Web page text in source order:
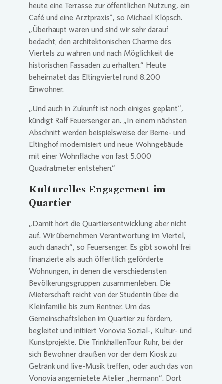
heute eine Terrasse zur öffentlichen Nutzung, ein
Café und eine Arztpraxis“, so Michael Klöpsch.
„Überhaupt waren und sind wir sehr darauf
bedacht, den architektonischen Charme des
Viertels zu wahren und nach Möglichkeit die
historischen Fassaden zu erhalten.“ Heute
beheimatet das Eltingviertel rund 8.200
Einwohner.
„Und auch in Zukunft ist noch einiges geplant“,
kündigt Ralf Feuersenger an. „In einem nächsten
Abschnitt werden beispielsweise der Berne- und
Eltinghof modernisiert und neue Wohngebäude
mit einer Wohnfläche von fast 5.000
Quadratmeter entstehen.“
Kulturelles Engagement im
Quartier
„Damit hört die Quartiersentwicklung aber nicht
auf. Wir übernehmen Verantwortung im Viertel,
auch danach“, so Feuersenger. Es gibt sowohl frei
finanzierte als auch öffentlich geförderte
Wohnungen, in denen die verschiedensten
Bevölkerungsgruppen zusammenleben. Die
Mieterschaft reicht von der Studentin über die
Kleinfamilie bis zum Rentner. Um das
Gemeinschaftsleben im Quartier zu fördern,
begleitet und initiiert Vonovia Sozial-, Kultur- und
Kunstprojekte. Die TrinkhallenTour Ruhr, bei der
sich Bewohner draußen vor der dem Kiosk zu
Getränk und live-Musik treffen, oder auch das von
Vonovia angemietete Atelier „hermann“. Dort